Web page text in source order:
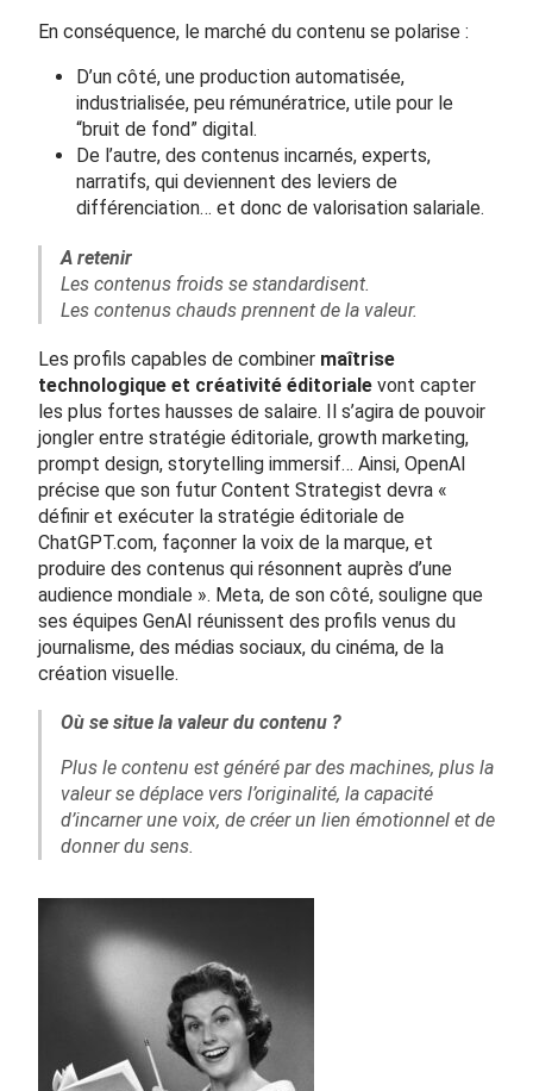
En conséquence, le marché du contenu se polarise :
D’un côté, une production automatisée,
industrialisée, peu rémunératrice, utile pour le
“bruit de fond” digital.
De l’autre, des contenus incarnés, experts,
narratifs, qui deviennent des leviers de
différenciation… et donc de valorisation salariale.
A retenir
Les contenus froids se standardisent.
Les contenus chauds prennent de la valeur.
Les profils capables de combiner maîtrise
technologique et créativité éditoriale vont capter
les plus fortes hausses de salaire. Il s’agira de pouvoir
jongler entre stratégie éditoriale, growth marketing,
prompt design, storytelling immersif… Ainsi, OpenAI
précise que son futur Content Strategist devra «
définir et exécuter la stratégie éditoriale de
ChatGPT.com, façonner la voix de la marque, et
produire des contenus qui résonnent auprès d’une
audience mondiale ». Meta, de son côté, souligne que
ses équipes GenAI réunissent des profils venus du
journalisme, des médias sociaux, du cinéma, de la
création visuelle.
Où se situe la valeur du contenu ?
Plus le contenu est généré par des machines, plus la
valeur se déplace vers l’originalité, la capacité
d’incarner une voix, de créer un lien émotionnel et de
donner du sens.